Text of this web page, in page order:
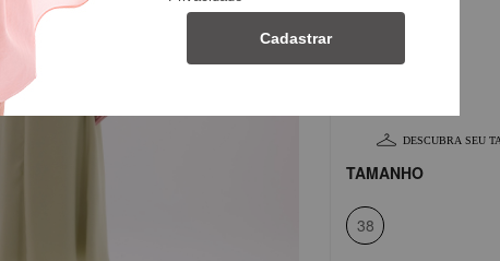
DESCUBRA SEU
TAMANHO
38
Cadastrar